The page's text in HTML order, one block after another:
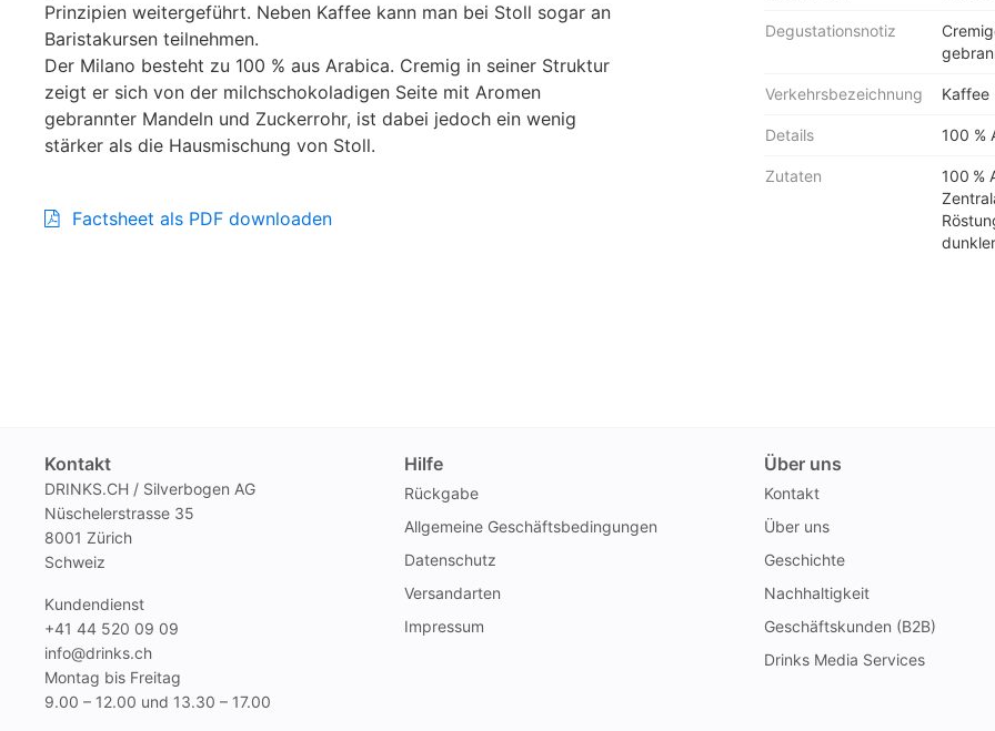
Prinzipien weitergeführt. Neben Kaffee kann man bei Stoll sogar an
Baristakursen teilnehmen.
Der Milano besteht zu 100 % aus Arabica. Cremig in seiner Struktur
zeigt er sich von der milchschokoladigen Seite mit Aromen
gebrannter Mandeln und Zuckerrohr, ist dabei jedoch ein wenig
stärker als die Hausmischung von Stoll.
Factsheet als PDF downloaden
Degustationsnotiz
Verkehrsbezeichnung Kaffee
Details 100 %
Zutaten
100 %
Kontakt
DRINKS.CH / Silverbogen AG
Nüschelerstrasse 35
8001 Zürich
Schweiz
Kundendienst
+41 44 520 09 09
info@drinks.ch
Montag bis Freitag
9.00 – 12.00 und 13.30 – 17.00
Hilfe
Rückgabe
Allgemeine Geschäftsbedingungen
Datenschutz
Versandarten
Impressum
Über uns
Kontakt
Über uns
Geschichte
Nachhaltigkeit
Geschäftskunden (B2B)
Drinks Media Services